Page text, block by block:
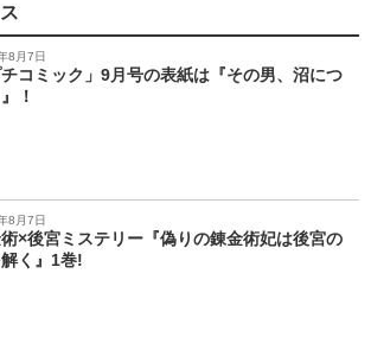
8月7日
チコミック」9月号の表紙は『その男、沼につ
！
8月7日
×後宮ミステリー『偽りの錬金術妃は後宮の
く』1巻!